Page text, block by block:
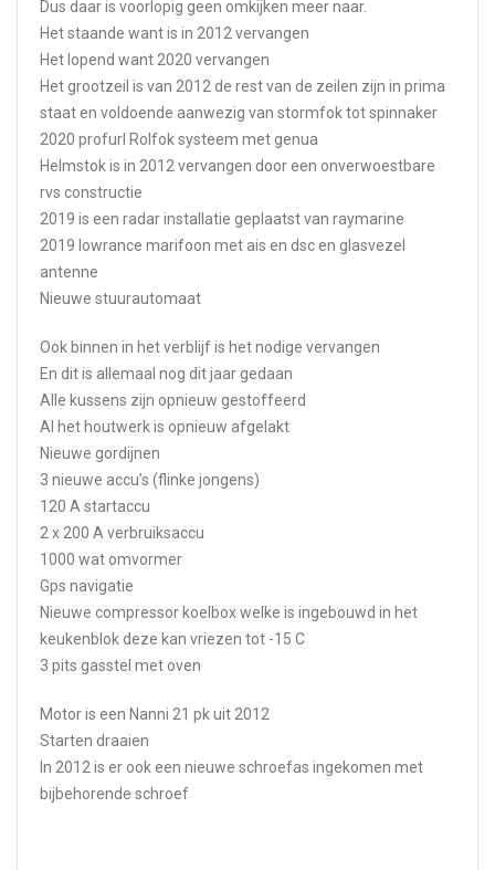
Dus daar is voorlopig geen omkijken meer naar.
Het staande want is in 2012 vervangen
Het lopend want 2020 vervangen
Het grootzeil is van 2012 de rest van de zeilen zijn in prima
staat en voldoende aanwezig van stormfok tot spinnaker
2020 profurl Rolfok systeem met genua
Helmstok is in 2012 vervangen door een onverwoestbare
rvs constructie
2019 is een radar installatie geplaatst van raymarine
2019 lowrance marifoon met ais en dsc en glasvezel
antenne
Nieuwe stuurautomaat
Ook binnen in het verblijf is het nodige vervangen
En dit is allemaal nog dit jaar gedaan
Alle kussens zijn opnieuw gestoffeerd
Al het houtwerk is opnieuw afgelakt
Nieuwe gordijnen
3 nieuwe accu’s (flinke jongens)
120 A startaccu
2 x 200 A verbruiksaccu
1000 wat omvormer
Gps navigatie
Nieuwe compressor koelbox welke is ingebouwd in het
keukenblok deze kan vriezen tot -15 C
3 pits gasstel met oven
Motor is een Nanni 21 pk uit 2012
Starten draaien
In 2012 is er ook een nieuwe schroefas ingekomen met
bijbehorende schroef